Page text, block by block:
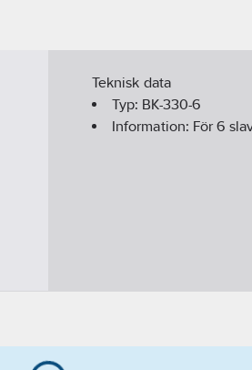
Teknisk data
Typ: BK-330-6
Information: För 6